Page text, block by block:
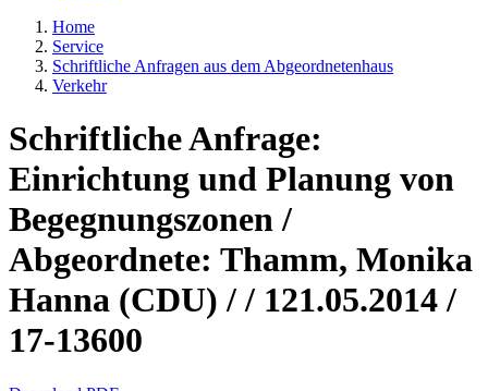
Home
Service
Schriftliche Anfragen aus dem Abgeordnetenhaus
Verkehr
Schriftliche Anfrage:
Einrichtung und Planung von
Begegnungszonen /
Abgeordnete: Thamm, Monika
Hanna (CDU) / / 121.05.2014 /
17-13600